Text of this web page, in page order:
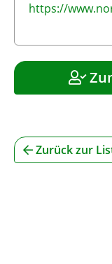
https://
Zurück zur